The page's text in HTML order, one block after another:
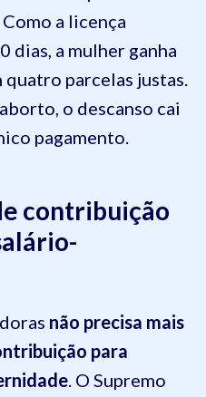
a licença
dias, a mulher ganha
parcelas justas.
o descanso cai
pagamento.
contribuição
não precisa mais
para
. O Supremo